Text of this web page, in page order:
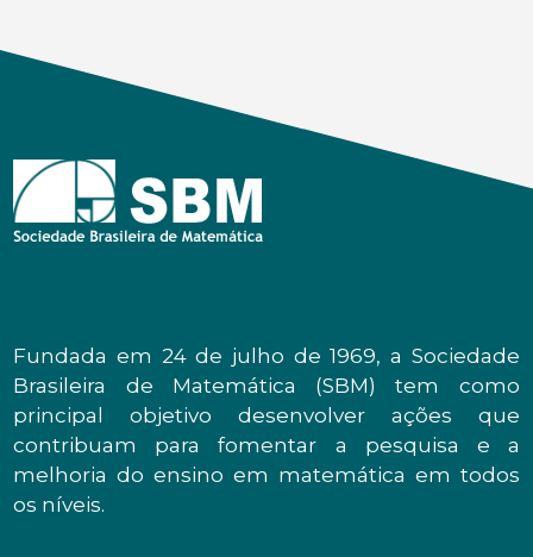
Fundada em 24 de julho de 1969, a Sociedade
Brasileira de Matemática (SBM) tem como
principal objetivo desenvolver ações que
contribuam para fomentar a pesquisa e a
melhoria do ensino em matemática em todos
os níveis.